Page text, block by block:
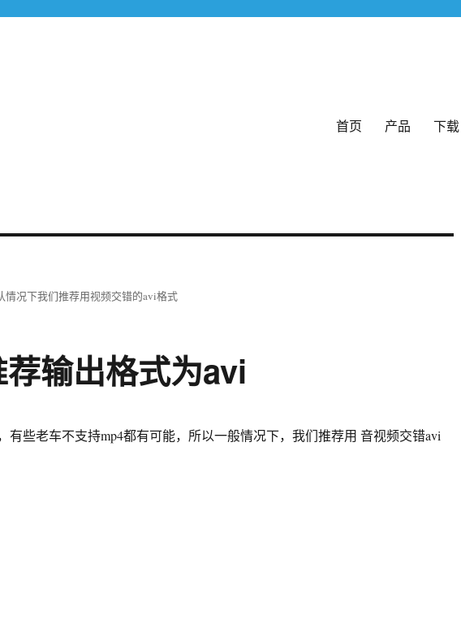
首页 产品 下载
况下我们推荐用视频交错的avi格式
输出格式为avi
有些老车不支持mp4都有可能，所以一般情况下，我们推荐用 音视频交错avi